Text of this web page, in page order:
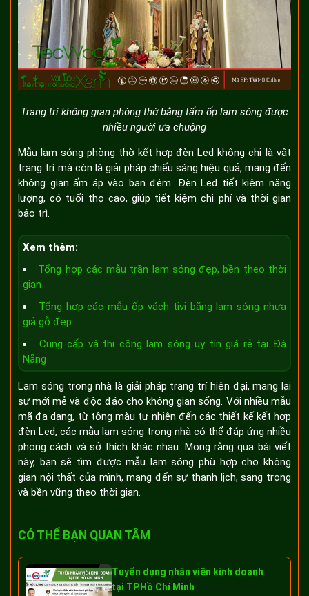
Trang trí không gian phòng thờ bằng tấm ốp lam sóng được
nhiều người ưa chuộng
Mẫu lam sóng phòng thờ kết hợp đèn Led không chỉ là vật
trang trí mà còn là giải pháp chiếu sáng hiệu quả, mang đến
không gian ấm áp vào ban đêm. Đèn Led tiết kiệm năng
lượng, có tuổi thọ cao, giúp tiết kiệm chi phí và thời gian
bảo trì.
Xem thêm:
Tổng hợp các mẫu trần lam sóng đẹp, bền theo thời
gian
Tổng hợp các mẫu ốp vách tivi bằng lam sóng nhựa
giả gỗ đẹp
Cung cấp và thi công lam sóng uy tín giá rẻ tại Đà
Nẵng
Lam sóng trong nhà là giải pháp trang trí hiện đại, mang lại
sự mới mẻ và độc đáo cho không gian sống. Với nhiều mẫu
mã đa dạng, từ tông màu tự nhiên đến các thiết kế kết hợp
đèn Led, các mẫu lam sóng trong nhà có thể đáp ứng nhiều
phong cách và sở thích khác nhau. Mong rằng qua bài viết
này, bạn sẽ tìm được mẫu lam sóng phù hợp cho không
gian nội thất của mình, mang đến sự thanh lịch, sang trọng
và bền vững theo thời gian.
CÓ THỂ BẠN QUAN TÂM
Tuyển dụng nhân viên kinh doanh
tại TP.Hồ Chí Minh